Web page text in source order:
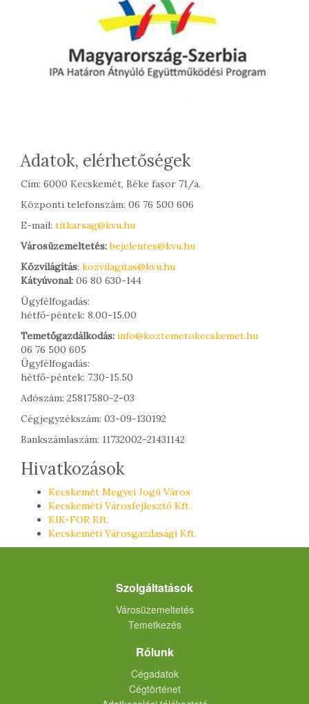
Adatok, elérhetőségek
Cím: 6000 Kecskemét, Béke fasor 71/a.
Központi telefonszám: 06 76 500 606
E-mail: titkarsag@kvu.hu
Városüzemeltetés:bejelentes@kvu.hu
Közvilágítás: kozvilagitas@kvu.hu
Kátyúvonal: 06 80 630-144
Ügyfélfogadás:
hétfő-péntek: 8.00-15.00
Temetőgazdálkodás: info@koztemetokecskemet.hu
06 76 500 605
Ügyfélfogadás:
hétfő-péntek: 7.30-15.50
Adószám: 25817580-2-03
Cégjegyzékszám: 03-09-130192
Bankszámlaszám: 11732002-21431142
Hivatkozások
Kecskemét Megyei Jogú Város
Kecskeméti Városfejlesztő Kft.
KIK-FOR Kft.
Kecskeméti Városgazdasági Kft.
Szolgáltatások
Városüzemeltetés
Temetkezés
Rólunk
Cégadatok
Cégtörténet